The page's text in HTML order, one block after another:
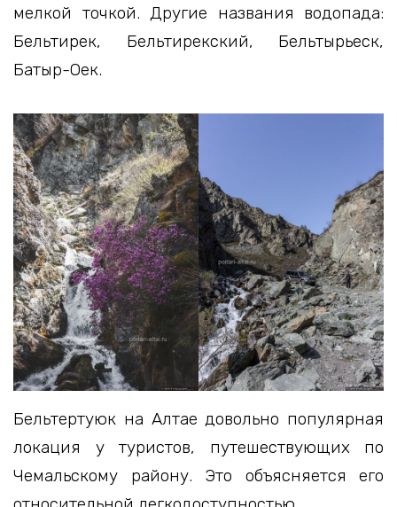
мелкой точкой. Другие названия водопада:
Бельтирек, Бельтирекский, Бельтырьеск,
Батыр-Оек.
Бельтертуюк на Алтае довольно популярная
локация у туристов, путешествующих по
Чемальскому району. Это объясняется его